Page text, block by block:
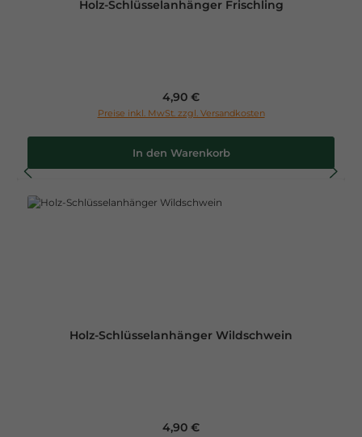
Holz-Schlüsselanhänger Frischling
Regulärer Preis:
4,90 €
Preise inkl. MwSt. zzgl. Versandkosten
In den Warenkorb
Holz-Schlüsselanhänger Wildschwein
Regulärer Preis:
4,90 €